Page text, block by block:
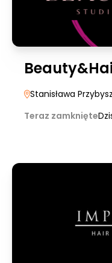
Stanisława
Teraz zamknięte